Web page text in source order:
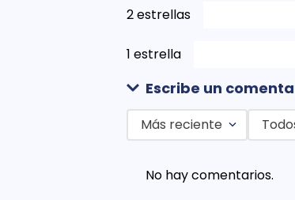
2 estrellas
1 estrella
Escribe un
Título
Más reciente
No hay comentarios.